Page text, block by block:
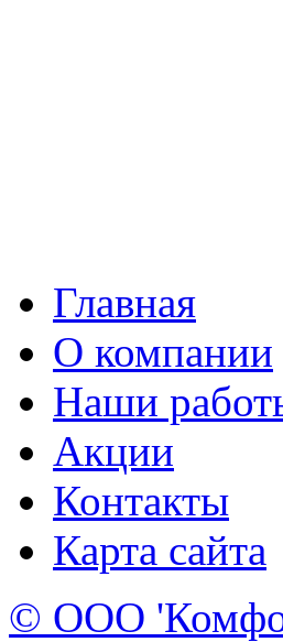
Главная
О компании
Наши
Акции
Контакты
Карта сайта
© ООО